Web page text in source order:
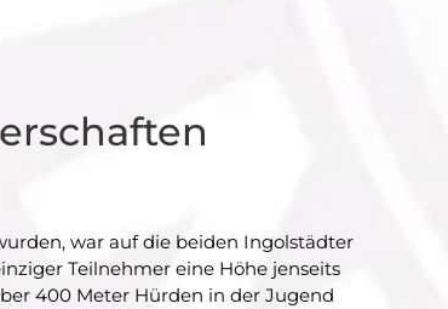
war auf die beiden Ingolstädter
Teilnehmer eine Höhe jenseits
400 Meter Hürden in der Jugend